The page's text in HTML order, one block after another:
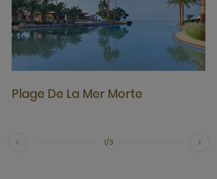
1/3
Plage De La Mer Morte